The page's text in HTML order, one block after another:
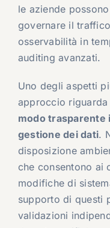
le aziende
governare il
osservabilità in
auditing avanzati.
Uno degli aspetti
approccio
modo trasparente
gestione dei dati.
disposizione
che consentono ai
modifiche di
supporto di questi
validazioni